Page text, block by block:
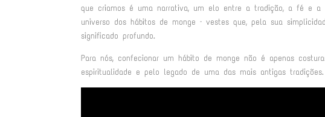
que criamos é uma narrativa, um elo entre a tradição, a fé e a
universo dos hábitos de monge – vestes que, pela sua
significado profundo.
Para nós, confecionar um hábito de monge não é apenas
espiritualidade e pelo legado de uma das mais antigas tradições.